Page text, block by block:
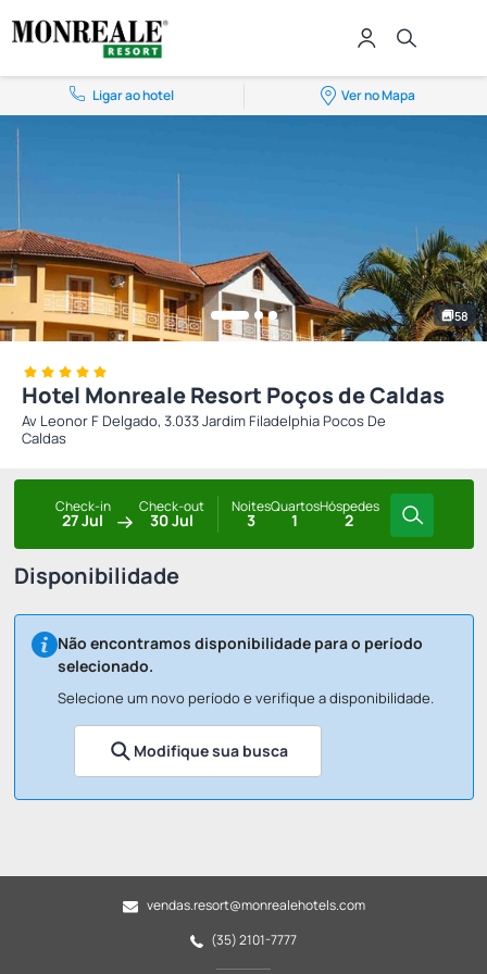
Ligar ao hotel Ver no Mapa
58
Hotel Monreale Resort Poços de Caldas
Av Leonor F Delgado, 3.033 Jardim Filadelphia Pocos De
Caldas
Check-in
27 Jul
Check-out
30 Jul
Noites
3
Quartos
1
Hóspedes
2
Disponibilidade
Não encontramos disponibilidade para o período
selecionado.
Selecione um novo período e verifique a disponibilidade.
Modifique sua busca
vendas.resort@monrealehotels.com
(35) 2101-7777